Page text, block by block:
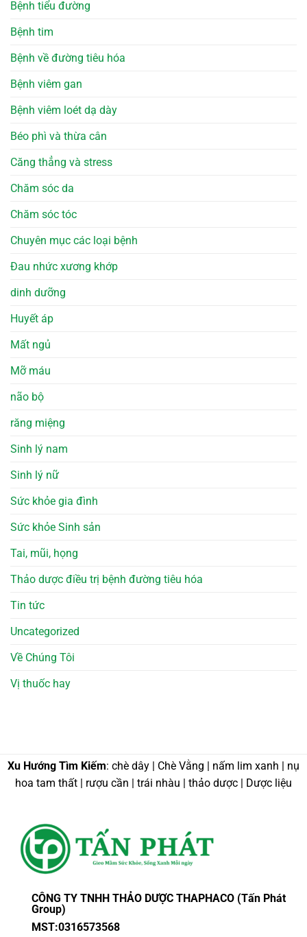
Bệnh tiểu đường
Bệnh tim
Bệnh về đường tiêu hóa
Bệnh viêm gan
Bệnh viêm loét dạ dày
Béo phì và thừa cân
Căng thẳng và stress
Chăm sóc da
Chăm sóc tóc
Chuyên mục các loại bệnh
Đau nhức xương khớp
dinh dưỡng
Huyết áp
Mất ngủ
Mỡ máu
não bộ
răng miệng
Sinh lý nam
Sinh lý nữ
Sức khỏe gia đình
Sức khỏe Sinh sản
Tai, mũi, họng
Thảo dược điều trị bệnh đường tiêu hóa
Tin tức
Uncategorized
Về Chúng Tôi
Vị thuốc hay
Xu Hướng Tìm Kiếm: chè dây | Chè Vằng | nấm lim xanh | nụ
hoa tam thất | rượu cần | trái nhàu | thảo dược | Dược liệu
CÔNG TY TNHH THẢO DƯỢC THAPHACO (Tấn Phát
Group)
MST:0316573568